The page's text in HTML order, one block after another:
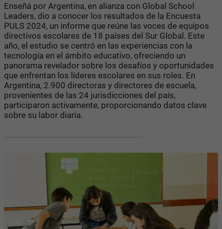
Enseñá por Argentina, en alianza con Global School
Leaders, dio a conocer los resultados de la Encuesta
PULS 2024, un informe que reúne las voces de equipos
directivos escolares de 18 países del Sur Global. Este
año, el estudio se centró en las experiencias con la
tecnología en el ámbito educativo, ofreciendo un
panorama revelador sobre los desafíos y oportunidades
que enfrentan los líderes escolares en sus roles. En
Argentina, 2.900 directoras y directores de escuela,
provenientes de las 24 jurisdicciones del país,
participaron activamente, proporcionando datos clave
sobre su labor diaria.